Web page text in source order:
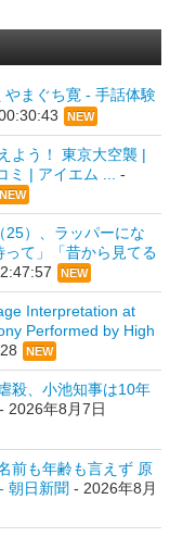
まぐち寛 - 手話体験
NEW
よう！ 東京大空襲 |
ミ | アイエム ...
-
NEW
25）、ラッパーにな
って」「昔から見てる
NEW
Interpretation at
Performed by High
NEW
殺、小池知事は10年
- 2026年8月7日
前も年齢も言えず 原
朝日新聞 - 2026年8月